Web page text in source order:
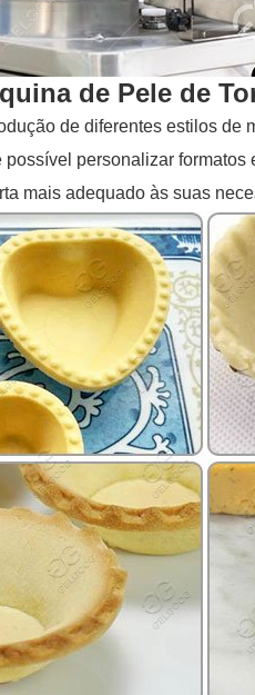
de Pele de
de diferentes estilos de
possível personalizar
mais adequado às suas